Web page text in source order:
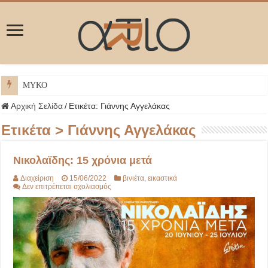
ΜΥΚΟΝΟΣ
Αρχική Σελίδα / Ετικέτα: Γιάννης Αγγελάκας
Ετικέτα > Γιάννης Αγγελάκας
Νικολαϊδης: 15 χρόνια μετά
Διαχείριση 15/06/2022 βινιέτα ,εικαστικά
Δεν επιτρέπεται σχολιασμός
15
χρόνια
μετά